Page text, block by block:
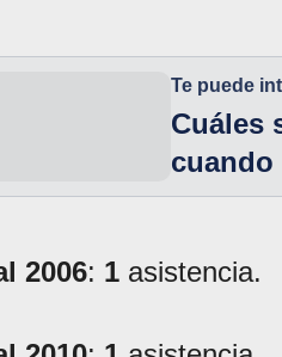
Te puede
Cuáles
cuando
2006: 1 asistencia.